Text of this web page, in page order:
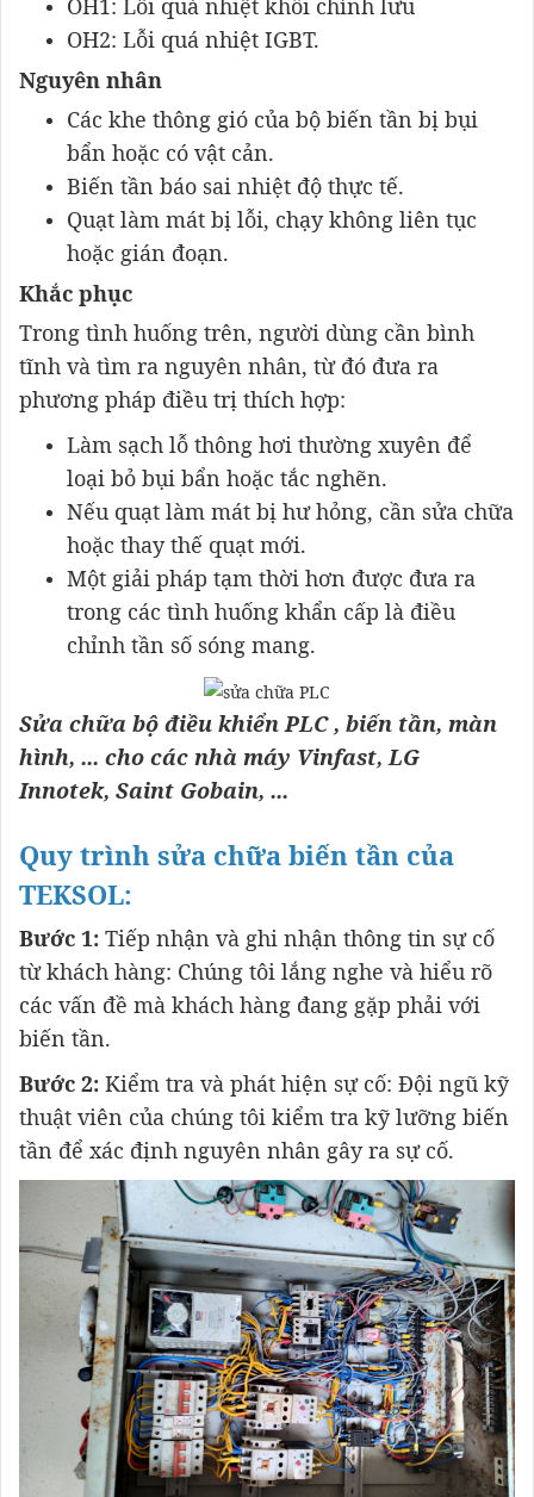
OH1: Lỗi quá nhiệt khối chỉnh lưu
OH2: Lỗi quá nhiệt IGBT.
Nguyên nhân
Các khe thông gió của bộ biến tần bị bụi
bẩn hoặc có vật cản.
Biến tần báo sai nhiệt độ thực tế.
Quạt làm mát bị lỗi, chạy không liên tục
hoặc gián đoạn.
Khắc phục
Trong tình huống trên, người dùng cần bình
tĩnh và tìm ra nguyên nhân, từ đó đưa ra
phương pháp điều trị thích hợp:
Làm sạch lỗ thông hơi thường xuyên để
loại bỏ bụi bẩn hoặc tắc nghẽn.
Nếu quạt làm mát bị hư hỏng, cần sửa chữa
hoặc thay thế quạt mới.
Một giải pháp tạm thời hơn được đưa ra
trong các tình huống khẩn cấp là điều
chỉnh tần số sóng mang.
Sửa chữa bộ điều khiển PLC , biến tần, màn
hình, ... cho các nhà máy Vinfast, LG
Innotek, Saint Gobain, ...
​​​​​Quy trình sửa chữa biến tần của
TEKSOL:
Bước 1: Tiếp nhận và ghi nhận thông tin sự cố
từ khách hàng: Chúng tôi lắng nghe và hiểu rõ
các vấn đề mà khách hàng đang gặp phải với
biến tần.
Bước 2: Kiểm tra và phát hiện sự cố: Đội ngũ kỹ
thuật viên của chúng tôi kiểm tra kỹ lưỡng biến
tần để xác định nguyên nhân gây ra sự cố.